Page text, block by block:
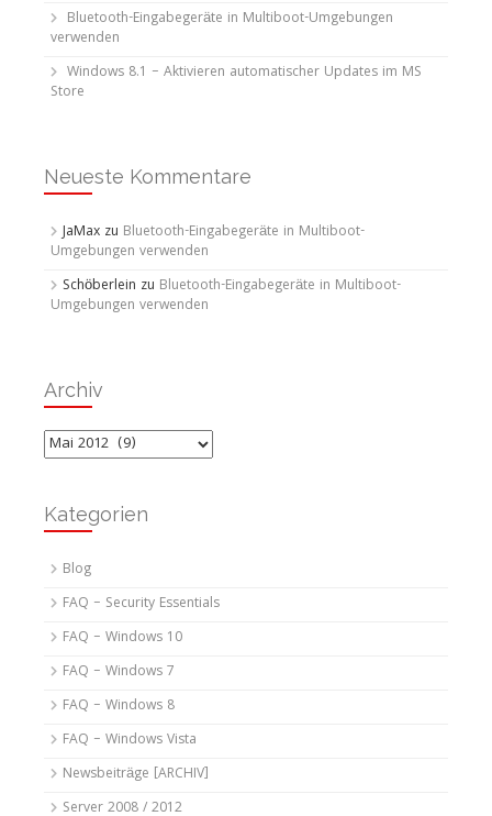
Bluetooth-Eingabegeräte in Multiboot-Umgebungen
verwenden
Windows 8.1 – Aktivieren automatischer Updates im MS
Store
Neueste Kommentare
JaMax zu Bluetooth-Eingabegeräte in Multiboot-
Umgebungen verwenden
Schöberlein zu Bluetooth-Eingabegeräte in Multiboot-
Umgebungen verwenden
Archiv
Archiv
Kategorien
Blog
FAQ – Security Essentials
FAQ – Windows 10
FAQ – Windows 7
FAQ – Windows 8
FAQ – Windows Vista
Newsbeiträge [ARCHIV]
Server 2008 / 2012